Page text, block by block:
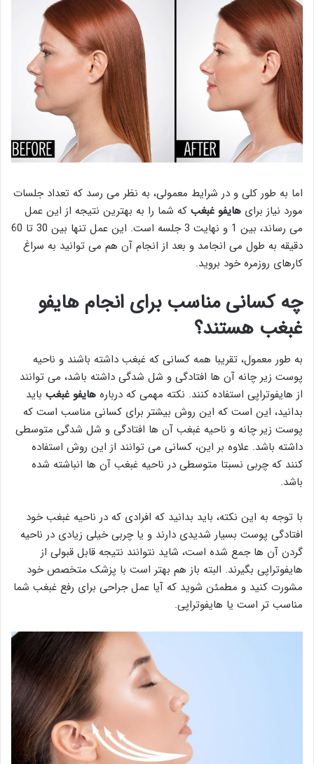
اما به طور کلی و در شرایط معمولی، به نظر می رسد که تعداد جلسات
مورد نیاز برای هایفو غبغب که شما را به بهترین نتیجه از این عمل
می رساند، بین 1 و نهایت 3 جلسه است. این عمل تنها بین 30 تا 60
دقیقه به طول می انجامد و بعد از انجام آن هم می توانید به سراغ
کارهای روزمره خود بروید.
چه کسانی مناسب برای انجام هایفو
غبغب هستند؟
به طور معمول، تقریبا همه کسانی که غبغب داشته باشند و ناحیه
پوست زیر چانه آن ها افتادگی و شل شدگی داشته باشد، می توانند
از هایفوتراپی استفاده کنند. نکته مهمی که درباره هایفو غبغب باید
بدانید، این است که این روش بیشتر برای کسانی مناسب است که
پوست زیر چانه و ناحیه غبغب آن ها افتادگی و شل شدگی متوسطی
داشته باشد. علاوه بر این، کسانی می توانند از این روش استفاده
کنند که چربی نسبتا متوسطی در ناحیه غبغب آن ها انباشته شده
باشد.
با توجه به این نکته، باید بدانید که افرادی که در ناحیه غبغب خود
افتادگی پوست بسیار شدیدی دارند و یا چربی خیلی زیادی در ناحیه
گردن آن ها جمع شده است، شاید نتوانند نتیجه قابل قبولی از
هایفوتراپی بگیرند. البته باز هم بهتر است با پزشک متخصص خود
مشورت کنید و مطمئن شوید که آیا عمل جراحی برای رفع غبغب شما
مناسب تر است یا هایفوتراپی.